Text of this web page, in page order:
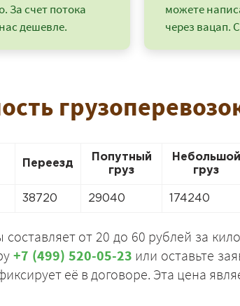
За счет потока
дешевле.
можете
через вацап.
Переезд
Попутный
груз
Небольшой
груз
38720 29040 174240
от 20 до 60 рублей за
+7 (499) 520-05-23 или оставьте
её в договоре. Эта цена
+7 (499) 520-05-23